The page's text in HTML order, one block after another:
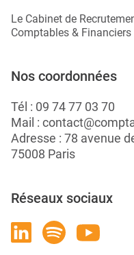
Le Cabinet de
Comptables & Financiers
Nos coordonnées
Tél : 09 74 77 03 70
Mail :
Adresse : 78 avenue
75008 Paris
Réseaux sociaux